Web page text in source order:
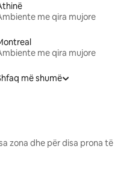
me qira mujore
me qira mujore
më shumë
zona dhe për disa prona të